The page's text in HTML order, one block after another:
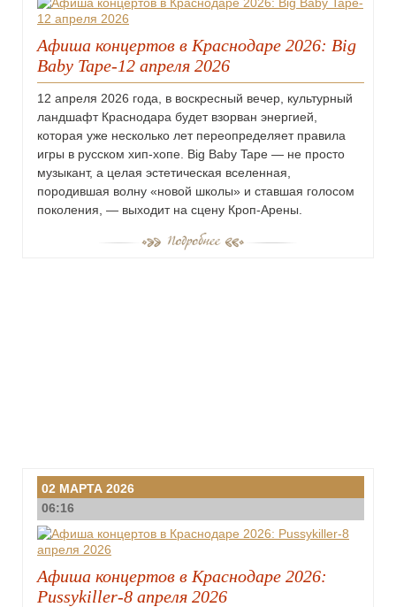
Афиша концертов в Краснодаре 2026: Big
Baby Tape-12 апреля 2026
12 апреля 2026 года, в воскресный вечер, культурный
ландшафт Краснодара будет взорван энергией,
которая уже несколько лет переопределяет правила
игры в русском хип-хопе. Big Baby Tape — не просто
музыкант, а целая эстетическая вселенная,
породившая волну «новой школы» и ставшая голосом
поколения, — выходит на сцену Кроп-Арены.
02 МАРТА 2026
06:16
Афиша концертов в Краснодаре 2026:
Pussykiller-8 апреля 2026